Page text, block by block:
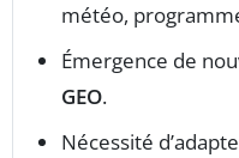
météo,
Émergence de
GEO.
Nécessité